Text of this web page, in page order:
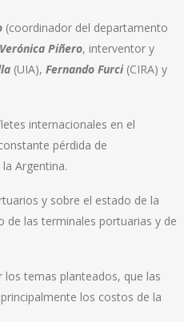
(coordinador del departamento
Verónica Piñero, interventor y
(UIA), Fernando Furci (CIRA) y
internacionales en el
pérdida de
Argentina.
y sobre el estado de la
de las terminales portuarias y de
temas planteados, que las
los costos de la